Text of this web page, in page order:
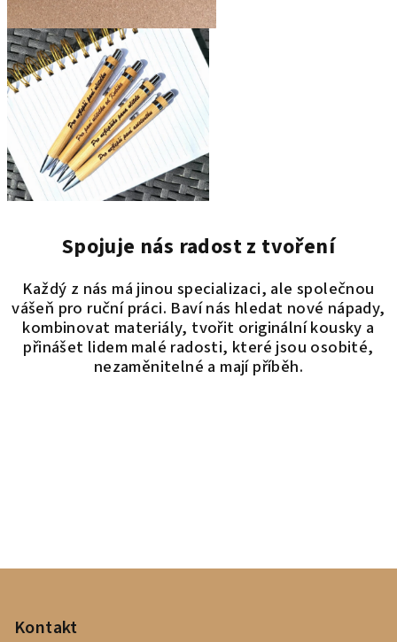
Spojuje nás radost z tvoření
Každý z nás má jinou specializaci, ale společnou
vášeň pro ruční práci. Baví nás hledat nové nápady,
kombinovat materiály, tvořit originální kousky a
přinášet lidem malé radosti, které jsou osobité,
nezaměnitelné a mají příběh.
Kontakt